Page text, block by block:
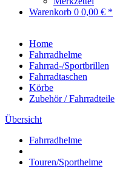
Warenkorb 0 0,00 € *
Home
Fahrradhelme
Fahrrad-/Sportbrillen
Fahrradtaschen
Körbe
Zubehör / Fahrradteile
Übersicht
Fahrradhelme
Touren/Sporthelme